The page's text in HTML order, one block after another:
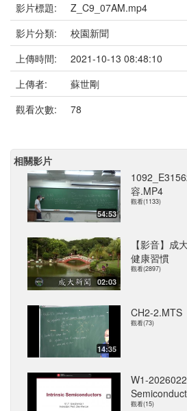
影片標題:
Z_C9_07AM.mp4
影片分類:
校園新聞
上傳時間:
2021-10-13 08:48:10
上傳者:
蘇世剛
觀看次數:
78
相關影片
54:53
容.MP4
觀看(1133)
02:03
【影音】成
健康習慣
觀看(2897)
14:35
CH2-2.MTS
觀看(73)
W1-
觀看(15)